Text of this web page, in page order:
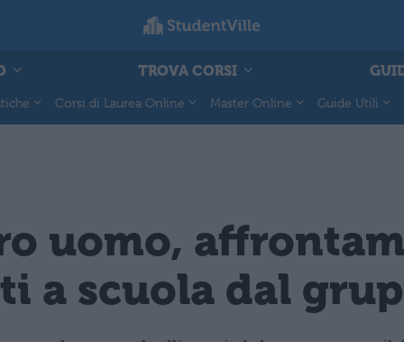
TROVA CORSI
Corsi di Laurea Online Master Online Guide Utili
uomo,
a scuola dal